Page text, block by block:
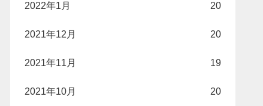
2022年1月 20
2021年12月 20
2021年11月 19
2021年10月 20